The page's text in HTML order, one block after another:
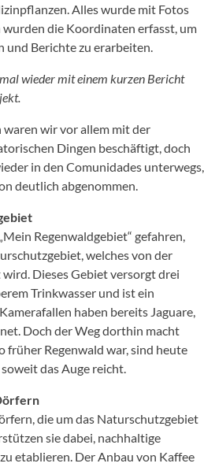
Alles wurde mit Fotos
die Koordinaten erfasst, um
und Berichte zu erarbeiten.
wieder mit einem kurzen Bericht
wir vor allem mit der
Dingen beschäftigt, doch
in den Comunidades unterwegs,
deutlich abgenommen.
Regenwaldgebiet“ gefahren,
welches von der
Dieses Gebiet versorgt drei
Trinkwasser und ist ein
haben bereits Jaguare,
Doch der Weg dorthin macht
früher Regenwald war, sind heute
das Auge reicht.
die um das Naturschutzgebiet
sie dabei, nachhaltige
etablieren. Der Anbau von Kaffee